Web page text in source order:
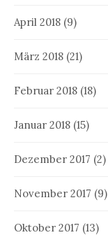
April 2018 (9)
März 2018 (21)
Februar 2018 (18)
Januar 2018 (15)
Dezember 2017 (2)
November 2017 (9)
Oktober 2017 (13)